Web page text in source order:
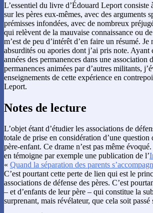
L’essentiel du livre d’Édouard Leport consiste
sur les pères eux-mêmes, avec des arguments
prémisses infondées, avec de nombreux
qui relèvent de la mauvaise connaissance ou
m’est de peu d’intérêt d’en faire un résumé.
absurdités ou apories dont j’ai pris note.
années des permanences dans une association
permanences animées par d’autres militants,
enseignements de cette expérience en
Leport.
Notes de lecture
L’objet étant d’étudier les associations de
totale de prise en considération d’une
père-enfant. Ce drame n’est pas même
en témoigne par exemple une publication de l’
« Quand la séparation des parents
C’est pourtant cette perte de lien qui est le
associations de défense des pères. C’est
– et d’enfants de leur père – qui constitue la
surprenant, mais révélateur, que cela soit passé